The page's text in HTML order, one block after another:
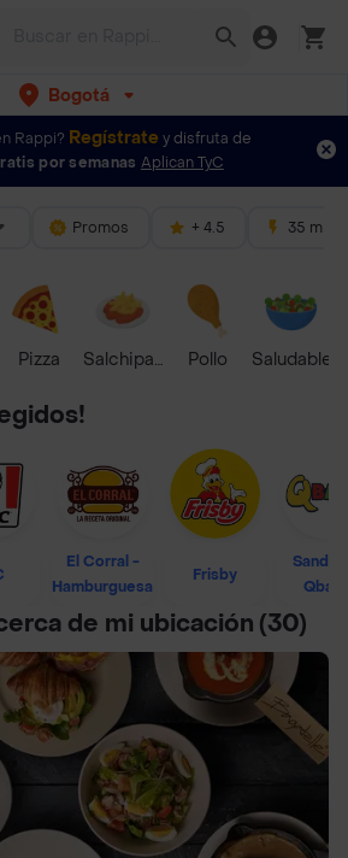
Bogotá
Rappi? Regístrate y disfruta de
por semanas Aplican TyC
Promos + 4.5 35 mins
Pizza Salchipapas Pollo Saludable
El Corral -
Hamburguesa
Frisby
de mi ubicación (30)